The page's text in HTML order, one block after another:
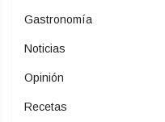
Gastronomía
Noticias
Opinión
Recetas